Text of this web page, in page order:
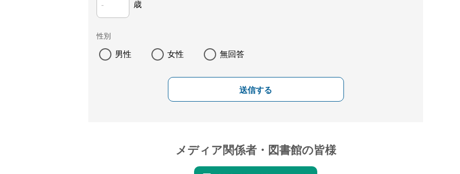
歳
性別
男性 女性 無回答
送信する
メディア関係者・図書館の皆様